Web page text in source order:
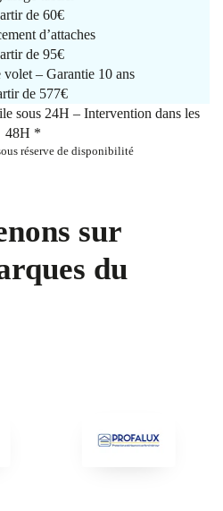
de 60€
d’attaches
de 95€
– Garantie 10 ans
de 577€
sous 24H – Intervention dans les
48H *
réserve de disponibilité
sur
du